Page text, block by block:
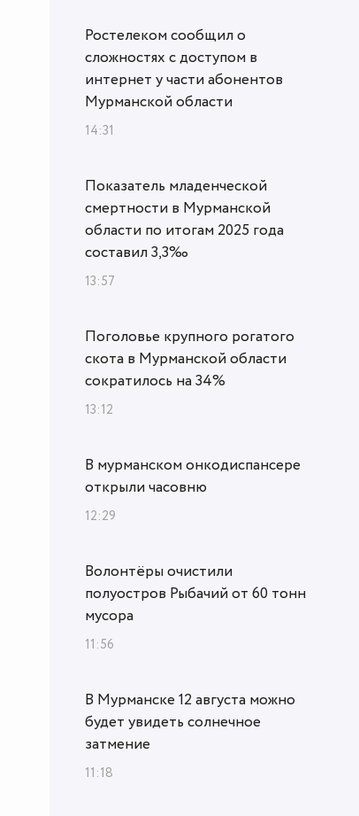
Ростелеком сообщил о
сложностях с доступом в
интернет у части абонентов
Мурманской области
14:31
Показатель младенческой
смертности в Мурманской
области по итогам 2025 года
составил 3,3‰
13:57
Поголовье крупного рогатого
скота в Мурманской области
сократилось на 34%
13:12
В мурманском онкодиспансере
открыли часовню
12:29
Волонтёры очистили
полуостров Рыбачий от 60 тонн
мусора
11:56
В Мурманске 12 августа можно
будет увидеть солнечное
затмение
11:18